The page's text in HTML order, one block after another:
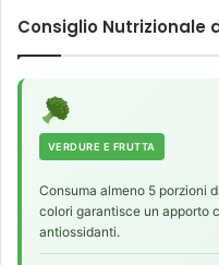
Consiglio Nutrizionale
VERDURE E FRUTTA
Consuma almeno 5 porzioni
colori garantisce un apporto
antiossidanti.